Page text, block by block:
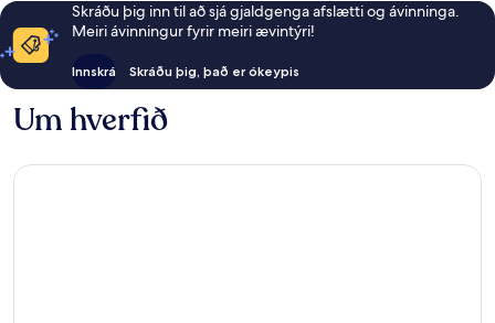
Skráðu þig inn til að sjá gjaldgenga afslætti og ávinninga.
Meiri ávinningur fyrir meiri ævintýri!
Innskrá Skráðu þig, það er ókeypis
Um hverfið